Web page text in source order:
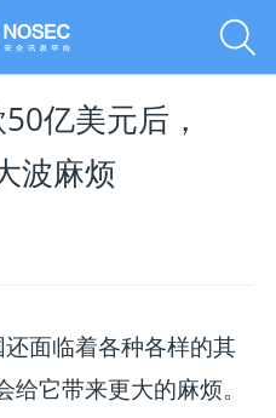
亿美元后，
波麻烦
面临着各种各样的其
它带来更大的麻烦。